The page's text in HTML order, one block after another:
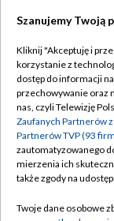
Abonament
Emisja w TVP
Centrum
Naziemna
Szanujemy Twoją
Kliknij "Akceptuję i
korzystanie z
dostęp do informacji
przechowywanie oraz
nas, czyli Telewizję
Zaufanych Partnerów
Partnerów TVP (93
zautomatyzowanego
mierzenia ich
także zgody na
Twoje dane osobowe